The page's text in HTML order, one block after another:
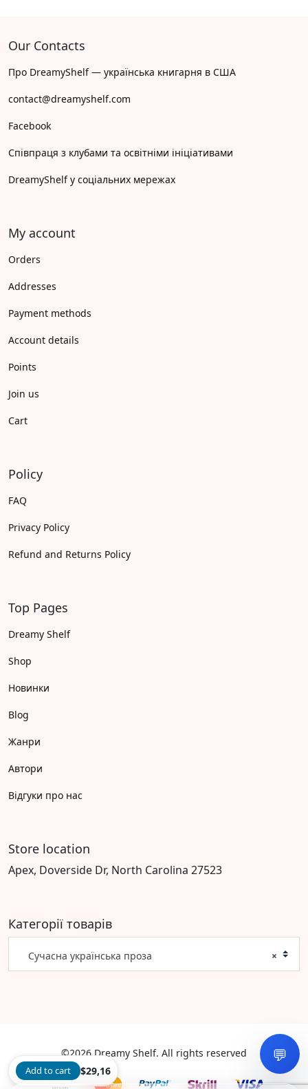
Our Contacts
Про DreamyShelf — українська книгарня в США
contact@dreamyshelf.com
Facebook
Співпраця з клубами та освітніми ініціативами
DreamyShelf у соціальних мережах
My account
Orders
Addresses
Payment methods
Account details
Points
Join us
Cart
Policy
FAQ
Privacy Policy
Refund and Returns Policy
Top Pages
Dreamy Shelf
Shop
Новинки
Blog
Жанри
Автори
Відгуки про нас
Store location
Apex, Doverside Dr, North Carolina 27523
Категорії товарів
×
Сучасна українська проза
©2026 Dreamy Shelf. All rights reserved 💬
Add to cart $29,16